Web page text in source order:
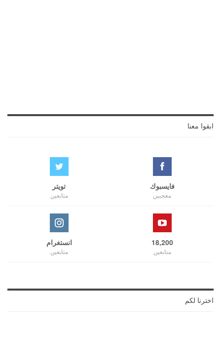
ابقوا معنا
فايسبوك
معجبين
تويتر
متابعين
18,200
متابعين
انستغرام
متابعين
اخترنا لكم